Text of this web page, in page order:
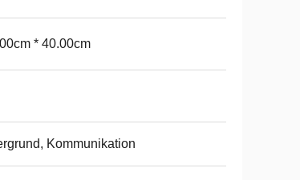
* 40.00cm
Kommunikation